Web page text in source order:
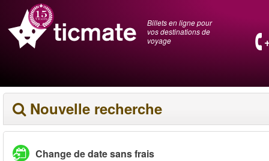
Billets en ligne pour
vos destinations de
voyage
Nouvelle recherche
Change de date sans frais